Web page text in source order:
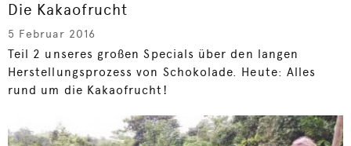
Die Kakaofrucht
5 Februar 2016
Teil 2 unseres großen Specials über den langen
Herstellungsprozess von Schokolade. Heute: Alles
rund um die Kakaofrucht!